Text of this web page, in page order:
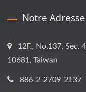
Notre Adresse
12F., No.137, Sec.
10681, Taiwan
886-2-2709-2137